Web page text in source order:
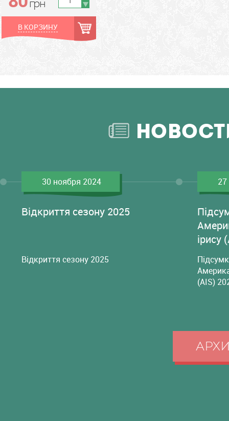
грн
В КОРЗИНУ
30 ноября 2024
Відкриття сезону 2025
Відкриття сезону 2025
ірису
(AIS)